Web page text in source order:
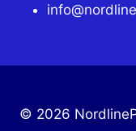
© 2026